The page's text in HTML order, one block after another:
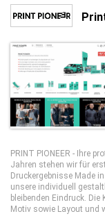
PRINT PIONEER - Ihre
Jahren stehen wir für
Druckergebnisse Made
unsere individuell
bleibenden Eindruck.
Motiv sowie Layout und